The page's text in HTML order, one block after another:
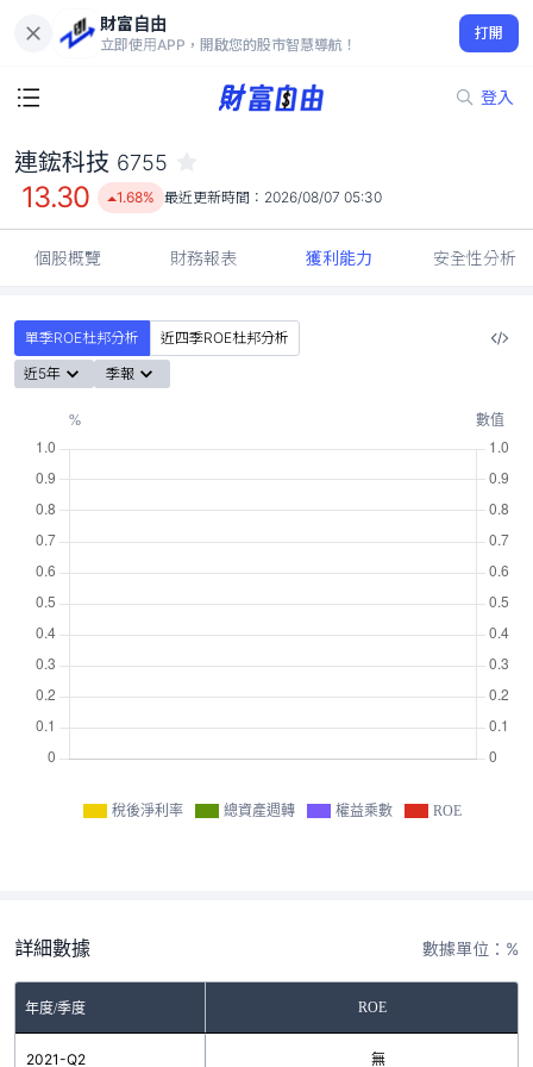
財富自由
立即使用APP，開啟您的股市智慧導航！
打開
登入
13.30
1.68%
連鋐科技 6755
13.30 1.68% 最近更新時間： 2026/08/07 05:30
個股概覽 財務報表 獲利能力 安全性分析
單季ROE杜邦分析
近四季ROE杜邦分析
近5年
季報
稅後淨利率 總資產週轉 權益乘數 ROE
詳細數據 數據單位：%
年度/季度 ROE
2021-Q2 無